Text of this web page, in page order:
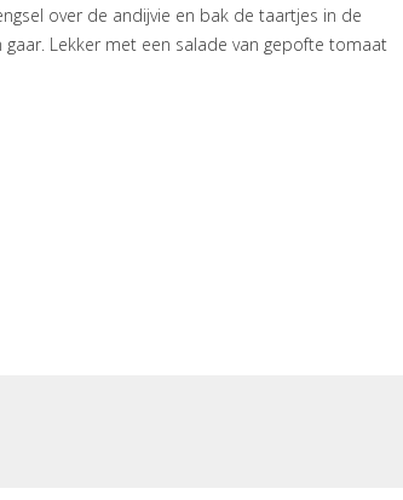
over de andijvie en bak de taartjes in de
Lekker met een salade van gepofte tomaat